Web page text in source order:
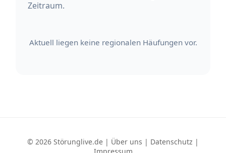
Zeitraum.
Aktuell liegen keine regionalen Häufungen vor.
© 2026 Störunglive.de | Über uns | Datenschutz |